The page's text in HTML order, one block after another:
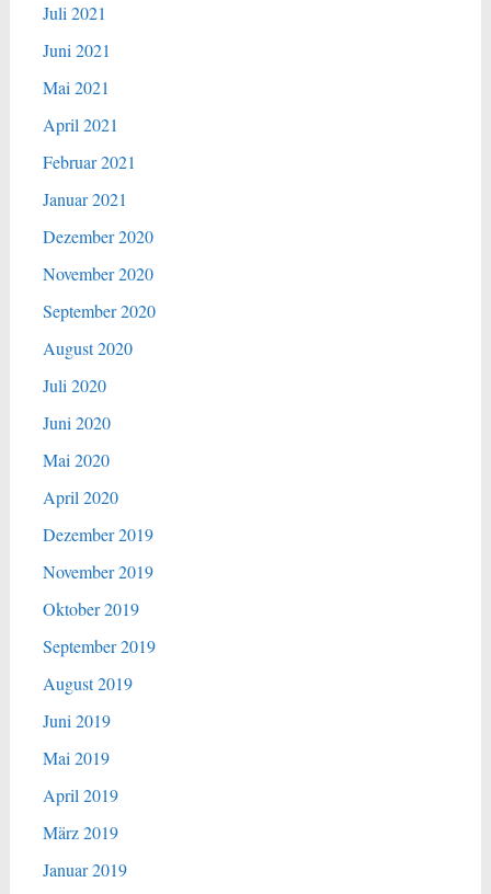
Juli 2021
Juni 2021
Mai 2021
April 2021
Februar 2021
Januar 2021
Dezember 2020
November 2020
September 2020
August 2020
Juli 2020
Juni 2020
Mai 2020
April 2020
Dezember 2019
November 2019
Oktober 2019
September 2019
August 2019
Juni 2019
Mai 2019
April 2019
März 2019
Januar 2019